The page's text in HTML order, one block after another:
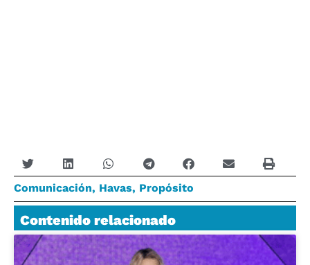
Comunicación, Havas, Propósito
Contenido relacionado